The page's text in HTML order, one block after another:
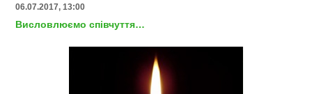
06.07.2017, 13:00
Висловлюємо співчуття…